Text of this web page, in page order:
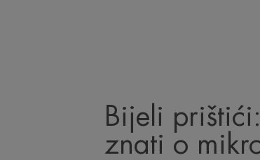
Bijeli
znati o